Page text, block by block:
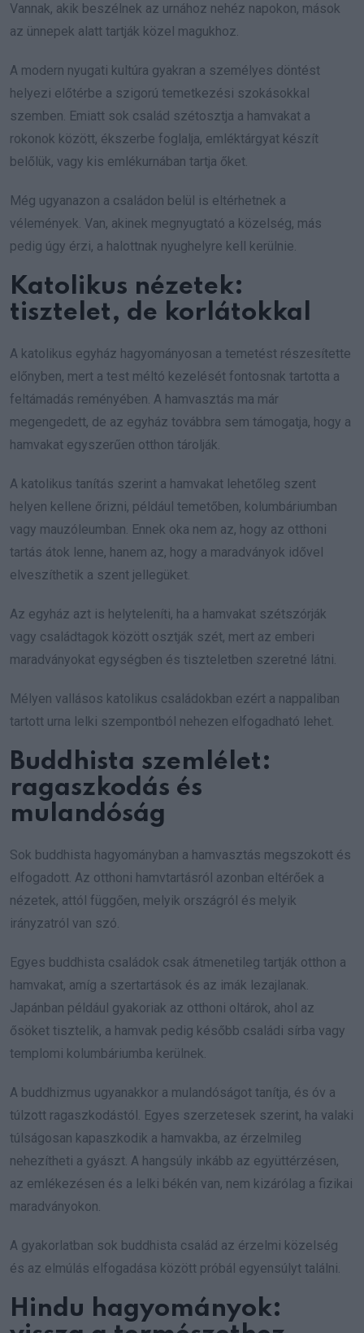
Vannak, akik beszélnek az urnához nehéz napokon, mások
az ünnepek alatt tartják közel magukhoz.
A modern nyugati kultúra gyakran a személyes döntést
helyezi előtérbe a szigorú temetkezési szokásokkal
szemben. Emiatt sok család szétosztja a hamvakat a
rokonok között, ékszerbe foglalja, emléktárgyat készít
belőlük, vagy kis emlékurnában tartja őket.
Még ugyanazon a családon belül is eltérhetnek a
vélemények. Van, akinek megnyugtató a közelség, más
pedig úgy érzi, a halottnak nyughelyre kell kerülnie.
Katolikus nézetek:
tisztelet, de korlátokkal
A katolikus egyház hagyományosan a temetést részesítette
előnyben, mert a test méltó kezelését fontosnak tartotta a
feltámadás reményében. A hamvasztás ma már
megengedett, de az egyház továbbra sem támogatja, hogy a
hamvakat egyszerűen otthon tárolják.
A katolikus tanítás szerint a hamvakat lehetőleg szent
helyen kellene őrizni, például temetőben, kolumbáriumban
vagy mauzóleumban. Ennek oka nem az, hogy az otthoni
tartás átok lenne, hanem az, hogy a maradványok idővel
elveszíthetik a szent jellegüket.
Az egyház azt is helyteleníti, ha a hamvakat szétszórják
vagy családtagok között osztják szét, mert az emberi
maradványokat egységben és tiszteletben szeretné látni.
Mélyen vallásos katolikus családokban ezért a nappaliban
tartott urna lelki szempontból nehezen elfogadható lehet.
Buddhista szemlélet:
ragaszkodás és
mulandóság
Sok buddhista hagyományban a hamvasztás megszokott és
elfogadott. Az otthoni hamvtartásról azonban eltérőek a
nézetek, attól függően, melyik országról és melyik
irányzatról van szó.
Egyes buddhista családok csak átmenetileg tartják otthon a
hamvakat, amíg a szertartások és az imák lezajlanak.
Japánban például gyakoriak az otthoni oltárok, ahol az
ősöket tisztelik, a hamvak pedig később családi sírba vagy
templomi kolumbáriumba kerülnek.
A buddhizmus ugyanakkor a mulandóságot tanítja, és óv a
túlzott ragaszkodástól. Egyes szerzetesek szerint, ha valaki
túlságosan kapaszkodik a hamvakba, az érzelmileg
nehezítheti a gyászt. A hangsúly inkább az együttérzésen,
az emlékezésen és a lelki békén van, nem kizárólag a fizikai
maradványokon.
A gyakorlatban sok buddhista család az érzelmi közelség
és az elmúlás elfogadása között próbál egyensúlyt találni.
Hindu hagyományok: